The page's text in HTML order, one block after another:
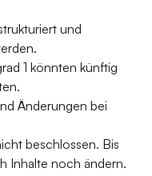
und
1 könnten künftig
Änderungen bei
beschlossen. Bis
Inhalte noch ändern.